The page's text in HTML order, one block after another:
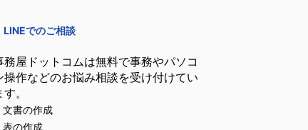
LINEでのご相談
務屋ドットコムは無料で事務やパソコ
操作などのお悩み相談を受け付けてい
す。
文書の作成
表の作成